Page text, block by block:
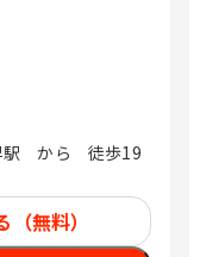
駅 から 徒歩19
無料）